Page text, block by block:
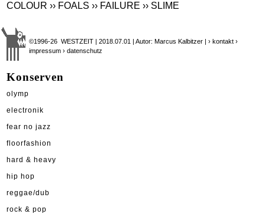
COLOUR ›› FOALS ›› FAILURE ›› SLIME
©1996-26 WESTZEIT | 2018.07.01 | Autor: Marcus Kalbitzer |› kontakt ›
impressum › datenschutz
Konserven
olymp
electronik
fear no jazz
floorfashion
hard & heavy
hip hop
reggae/dub
rock & pop